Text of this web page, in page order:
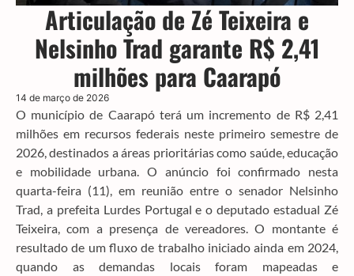
Articulação de Zé Teixeira e
Nelsinho Trad garante R$ 2,41
milhões para Caarapó
14 de março de 2026
O município de Caarapó terá um incremento de R$ 2,41
milhões em recursos federais neste primeiro semestre de
2026, destinados a áreas prioritárias como saúde, educação
e mobilidade urbana. O anúncio foi confirmado nesta
quarta-feira (11), em reunião entre o senador Nelsinho
Trad, a prefeita Lurdes Portugal e o deputado estadual Zé
Teixeira, com a presença de vereadores. O montante é
resultado de um fluxo de trabalho iniciado ainda em 2024,
quando as demandas locais foram mapeadas e